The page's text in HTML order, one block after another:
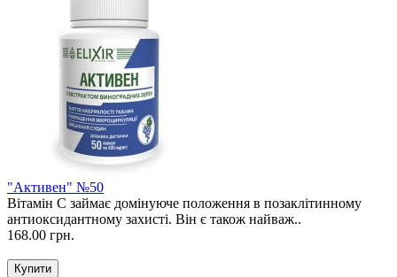
"Активен" №50
Вітамін С займає домінуюче положення в позаклітинному
антиоксидантному захисті. Він є також найваж..
168.00 грн.